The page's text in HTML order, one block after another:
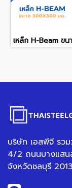
บริษัท เอสพีจี รว
4/2 ถนนบางแสน
จังหวัดชลบุรี